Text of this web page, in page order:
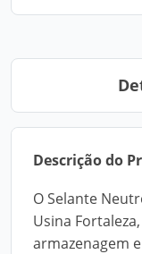
Descrição do
O Selante
Usina
armazenagem